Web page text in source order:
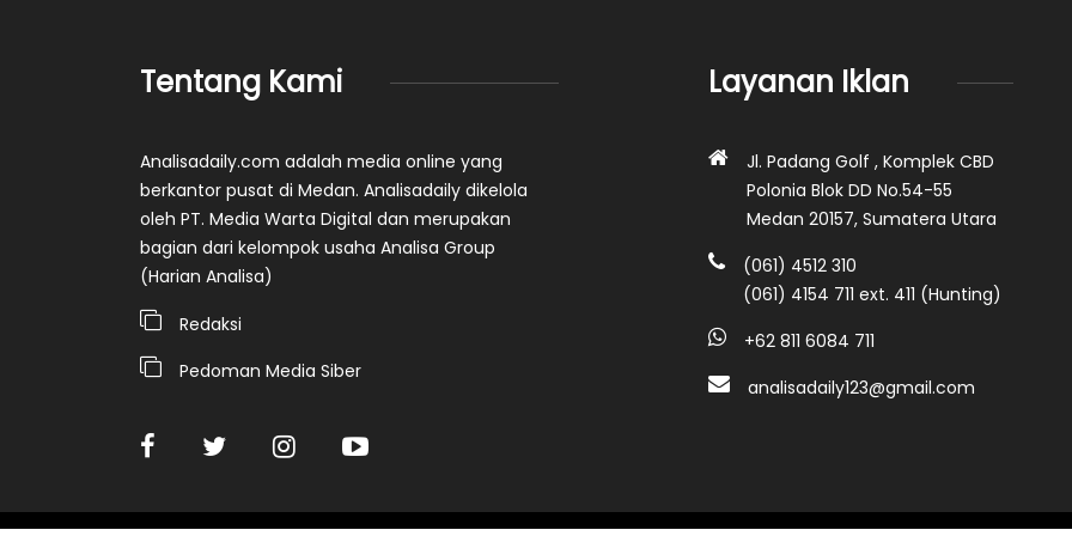
Tentang Kami
Analisadaily.com adalah media online yang
berkantor pusat di Medan. Analisadaily dikelola
oleh PT. Media Warta Digital dan merupakan
bagian dari kelompok usaha Analisa Group
(Harian Analisa)
Redaksi
Pedoman Media Siber
Layanan Iklan
Jl. Padang Golf , Komplek CBD
Polonia Blok DD No.54-55
Medan 20157, Sumatera Utara
(061) 4512 310
(061) 4154 711 ext. 411 (Hunting)
+62 811 6084 711
analisadaily123@gmail.com